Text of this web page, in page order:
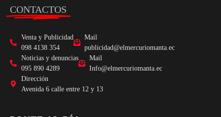
CONTACTOS
Venta y Publicidad
098 4138 354
Mail
publicidad@elmercuriomanta.ec
Noticias y denuncias
095 890 4289
Mail
Info@elmercuriomanta.ec
Dirección
Avenida 6 calle entre 12 y 13